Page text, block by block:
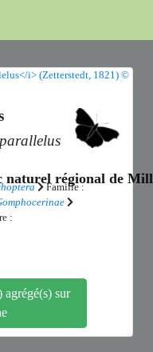
régional de
Famille :
:
sur